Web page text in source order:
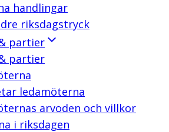
handlingar
riksdagstryck
partier
partier
ledamöterna
arvoden och villkor
i riksdagen